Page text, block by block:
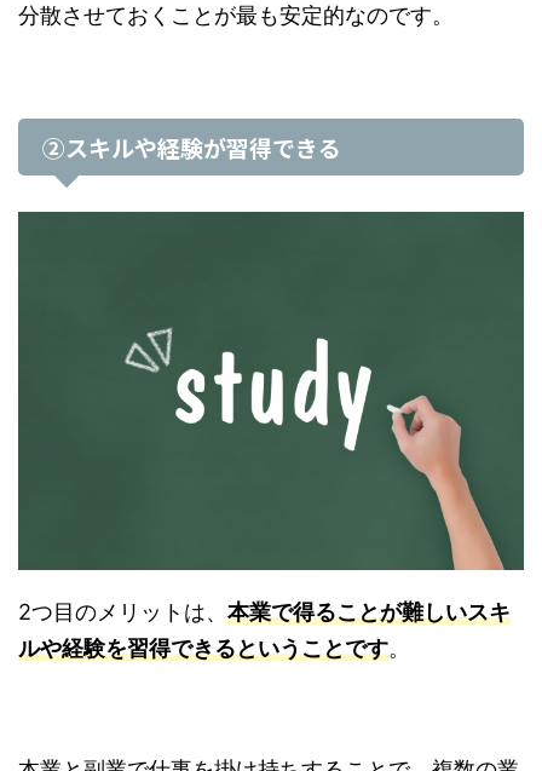
分散させておくことが最も安定的なのです。
②スキルや経験が習得できる
2つ目のメリットは、 本業で得ることが難しいスキ
ルや経験を習得できるということです。